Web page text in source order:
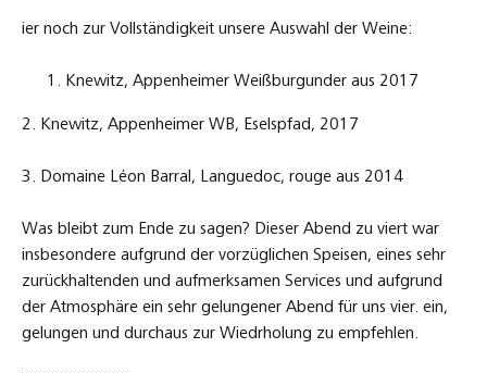
ier noch zur Vollständigkeit unsere Auswahl der Weine:
Knewitz, Appenheimer Weißburgunder aus 2017
2. Knewitz, Appenheimer WB, Eselspfad, 2017
3. Domaine Léon Barral, Languedoc, rouge aus 2014
Was bleibt zum Ende zu sagen? Dieser Abend zu viert war
insbesondere aufgrund der vorzüglichen Speisen, eines sehr
zurückhaltenden und aufmerksamen Services und aufgrund
der Atmosphäre ein sehr gelungener Abend für uns vier. ein,
gelungen und durchaus zur Wiedrholung zu empfehlen.